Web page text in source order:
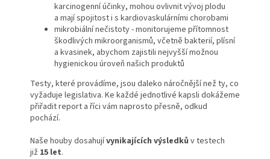
karcinogenní účinky, mohou ovlivnit vývoj plodu
a mají spojitost i s kardiovaskulárními chorobami
mikrobiální nečistoty - monitorujeme přítomnost
škodlivých mikroorganismů, včetně bakterií, plísní
a kvasinek, abychom zajistili nejvyšší možnou
hygienickou úroveň našich produktů
Testy, které provádíme, jsou daleko náročnější než ty, co
vyžaduje legislativa. Ke každé jednotlivé kapsli dokážeme
přiřadit report a říci vám naprosto přesně, odkud
pochází.
Naše houby dosahujívynikajících výsledků v testech
již 15 let.